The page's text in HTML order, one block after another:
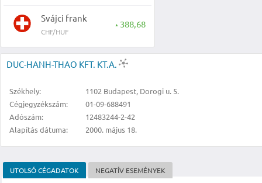
Svájci frank
CHF/HUF
▲ 388,68
DUC-HANH-THAO KFT. KT.A.
Székhely:
1102 Budapest, Dorogi u. 5.
Cégjegyzékszám:
01-09-688491
Adószám:
12483244-2-42
Alapítás dátuma:
2000. május 18.
UTOLSÓ CÉGADATOK NEGATÍV ESEMÉNYEK